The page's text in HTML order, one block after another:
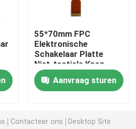
Backlightmembraan
55*70mm FPC
Elektronische
Schakelaar Platte
Niet-tactiele Knop
voor Verbeterde
Functionaliteit
Aanvraag sturen
Contacteer ons
Desktop Site